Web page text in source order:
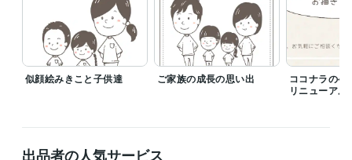
デジタルデータ納品
まだまだ実績が少ないため
ご評価頂けますと大変嬉しいです。
デザイナー / グラフィックデザイナー
似顔絵みきこと子供達 ご家族の成長の思い出
ココナラのヘ
リニューアル
出品者の人気サービス